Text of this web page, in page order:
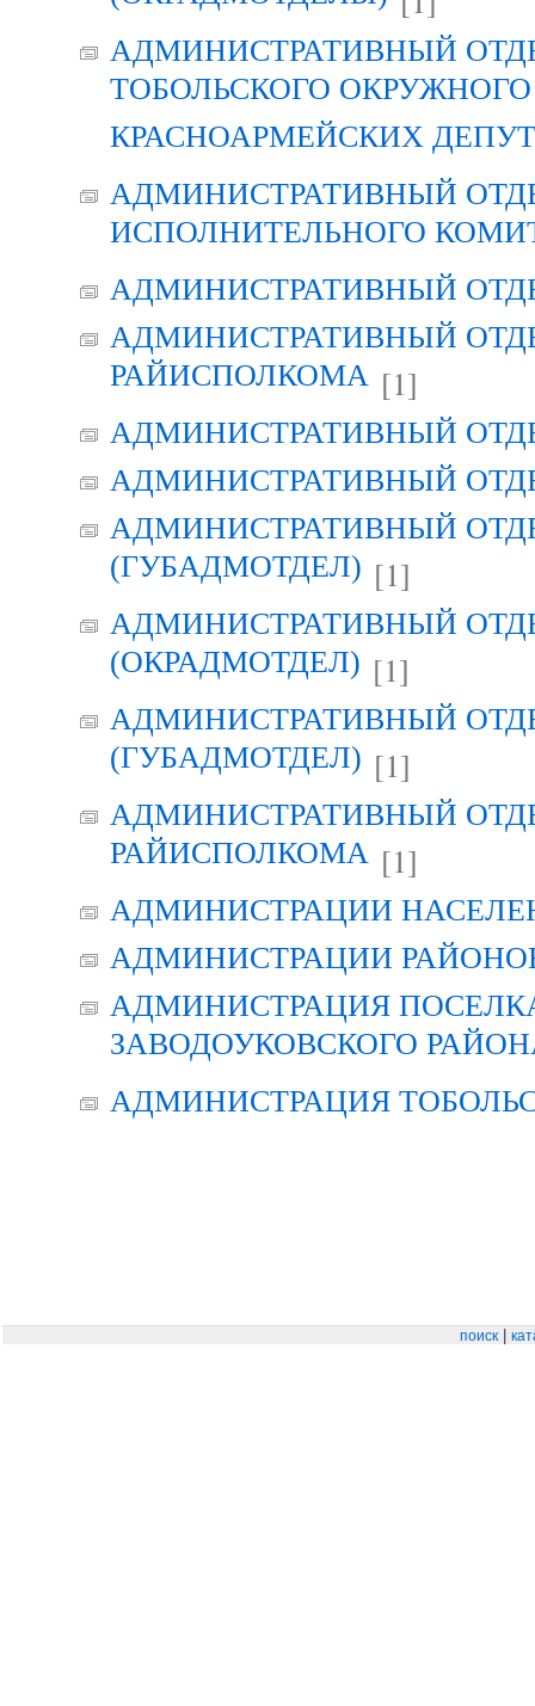
АДМИНИСТРАТИВНЫЙ
ТОБОЛЬСКОГО
КРАСНОАРМЕЙСКИХ
АДМИНИСТРАТИВНЫЙ
ИСПОЛНИТЕЛЬНОГО
АДМИНИСТРАТИВНЫЙ
АДМИНИСТРАТИВНЫЙ
РАЙИСПОЛКОМА [1]
АДМИНИСТРАТИВНЫЙ
АДМИНИСТРАТИВНЫЙ
АДМИНИСТРАТИВНЫЙ
(ГУБАДМОТДЕЛ) [1]
АДМИНИСТРАТИВНЫЙ
(ОКРАДМОТДЕЛ) [1]
АДМИНИСТРАТИВНЫЙ
(ГУБАДМОТДЕЛ) [1]
АДМИНИСТРАТИВНЫЙ
РАЙИСПОЛКОМА [1]
АДМИНИСТРАЦИИ
АДМИНИСТРАЦИИ
АДМИНИСТРАЦИЯ
ЗАВОДОУКОВСКОГО
АДМИНИСТРАЦИЯ
поиск